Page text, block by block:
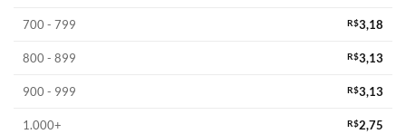
700 - 799 R$3,18
800 - 899 R$3,13
900 - 999 R$3,13
1.000+ R$2,75